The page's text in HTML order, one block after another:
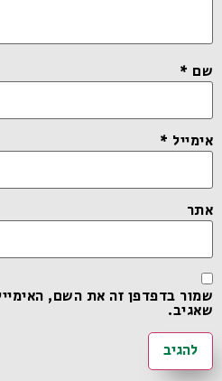
שם *
אימייל *
אתר
שמור בדפדפן זה את השם,
שאגיב.